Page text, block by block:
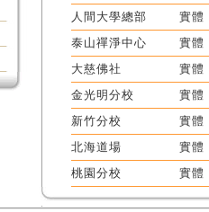
人間大學總部
實體
泰山禪淨中心
實體
大慈佛社
實體
金光明分校
實體
新竹分校
實體
北海道場
實體
桃園分校
實體